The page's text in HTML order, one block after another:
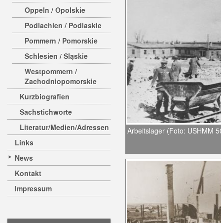
Oppeln / Opolskie
Podlachien / Podlaskie
Pommern / Pomorskie
Schlesien / Sląskie
Westpommern /
Zachodniopomorskie
Kurzbiografien
Sachstichworte
Literatur/Medien/Adressen
Links
News
Kontakt
Impressum
Arbeitslager (Foto: USHMM